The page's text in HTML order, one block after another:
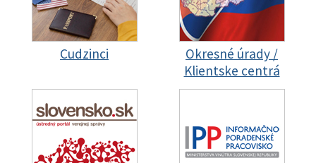
Cudzinci
Okresné úrady /
Klientske centrá